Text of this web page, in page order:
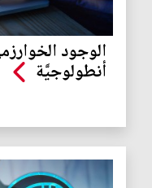
الوجود
أنطولوجيَّة